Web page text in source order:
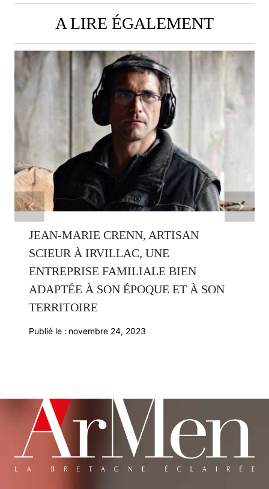
A LIRE ÉGALEMENT
JEAN-MARIE CRENN, ARTISAN
SCIEUR À IRVILLAC, UNE
ENTREPRISE FAMILIALE BIEN
ADAPTÉE À SON ÉPOQUE ET À SON
TERRITOIRE
Publié le : novembre 24, 2023